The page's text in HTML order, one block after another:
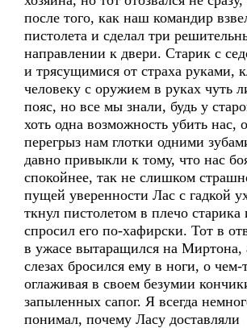
после того, как наш командир
пистолета и сделал три
направлении к двери. Старик с
и трясущимися от страха руками,
человеку с оружием в руках чуть
пояс, но все мы знали, будь у
хоть одна возможность убить нас,
перегрыз нам глотки одними
давно привыкли к тому, что нас
спокойнее, так не слишком
пущей уверенности Лас с гадкой
ткнул пистолетом в плечо старика
спросил его по-хафирски. Тот в
в ужасе вытаращился на Миртона,
слезах бросился ему в ноги, о чем-
оглаживая в своем безумии
запыленных сапог. Я всегда
понимал, почему Ласу доставляли